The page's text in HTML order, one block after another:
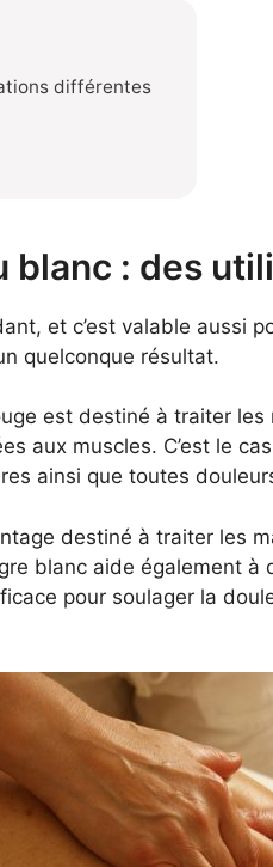
différentes
blanc : des
et c’est valable aussi
quelconque résultat.
est destiné à traiter
aux muscles. C’est le
ainsi que toutes
destiné à traiter les
blanc aide également
pour soulager la